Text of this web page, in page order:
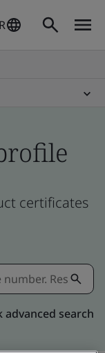
certificates
advanced search